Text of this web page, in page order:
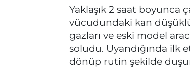
Yaklaşık 2 saat boyunca
vücudundaki kan
gazları ve eski model
soludu. Uyandığında
dönüp rutin şekilde